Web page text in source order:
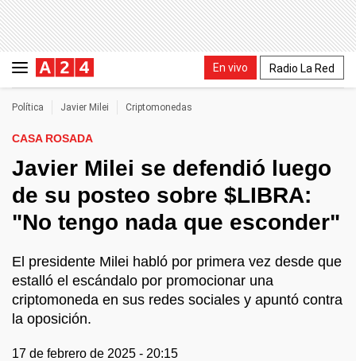
En vivo Radio La Red
Política Javier Milei Criptomonedas
CASA ROSADA
Javier Milei se defendió luego
de su posteo sobre $LIBRA:
"No tengo nada que esconder"
El presidente Milei habló por primera vez desde que
estalló el escándalo por promocionar una
criptomoneda en sus redes sociales y apuntó contra
la oposición.
17 de febrero de 2025 - 20:15